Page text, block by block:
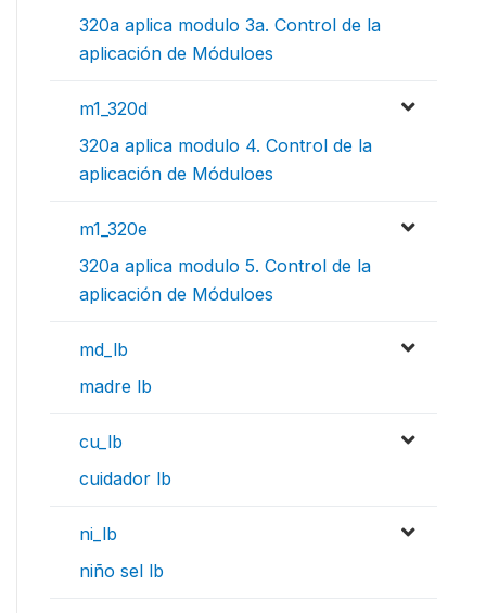
320a aplica modulo 3a. Control de la
aplicación de Móduloes
m1_320d
320a aplica modulo 4. Control de la
aplicación de Móduloes
m1_320e
320a aplica modulo 5. Control de la
aplicación de Móduloes
md_lb
madre lb
cu_lb
cuidador lb
ni_lb
niño sel lb